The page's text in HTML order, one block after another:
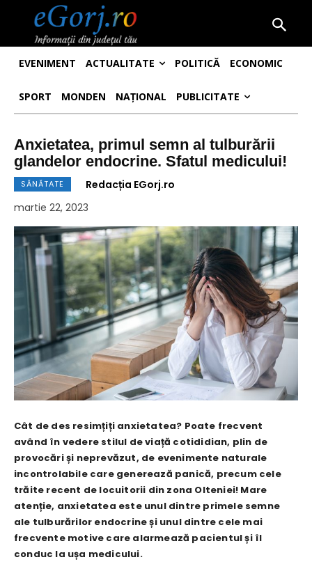
EVENIMENT ACTUALITATE POLITICĂ ECONOMIC
SPORT MONDEN NAȚIONAL PUBLICITATE
Anxietatea, primul semn al tulburării
glandelor endocrine. Sfatul medicului!
SĂNĂTATE
Redacția EGorj.ro
martie 22, 2023
Cât de des resimțiți anxietatea? Poate frecvent
având în vedere stilul de viață cotididian, plin de
provocări și neprevăzut, de evenimente naturale
incontrolabile care generează panică, precum cele
trăite recent de locuitorii din zona Olteniei! Mare
atenție, anxietatea este unul dintre primele semne
ale tulburărilor endocrine și unul dintre cele mai
frecvente motive care alarmează pacientul și îl
conduc la ușa medicului.